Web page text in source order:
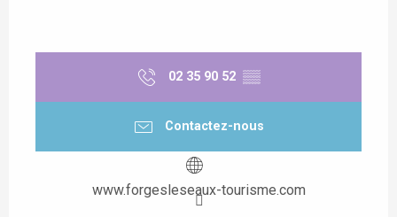
02 35 90 52 ▒▒
Contactez-nous
www.forgesleseaux-tourisme.com